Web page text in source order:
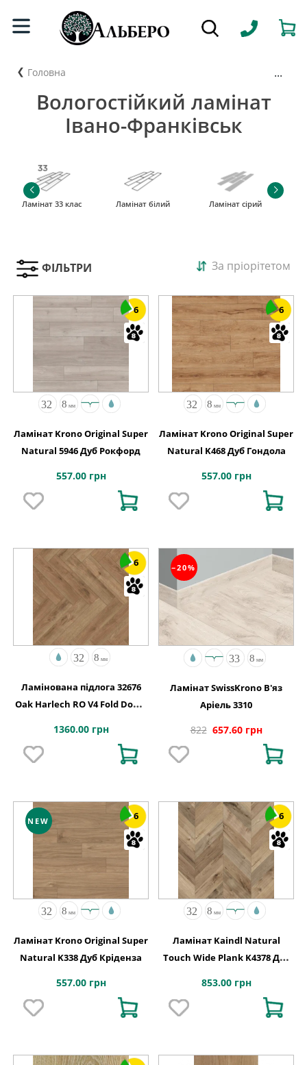
Головна ...
Вологостійкий ламінат
Івано-Франківськ
Ламінат 33 клас Ламінат білий Ламінат сірий
ФІЛЬТРИ За пріорітетом
6
Ламінат Krono Original Super
Natural 5946 Дуб Рокфорд
557.00 грн
6
Ламінат Krono Original Super
Natural K468 Дуб Гондола
557.00 грн
6
Ламінована підлога 32676
Oak Harlech RO V4 Fold Down
1360.00 грн
−20%
Ламінат SwissKrono В'яз
Аріель 3310
822 657.60 грн
NEW 6
Ламінат Krono Original Super
Natural K338 Дуб Кріденза
557.00 грн
6
Ламінат Kaindl Natural
Touch Wide Plank K4378 Дуб
853.00 грн